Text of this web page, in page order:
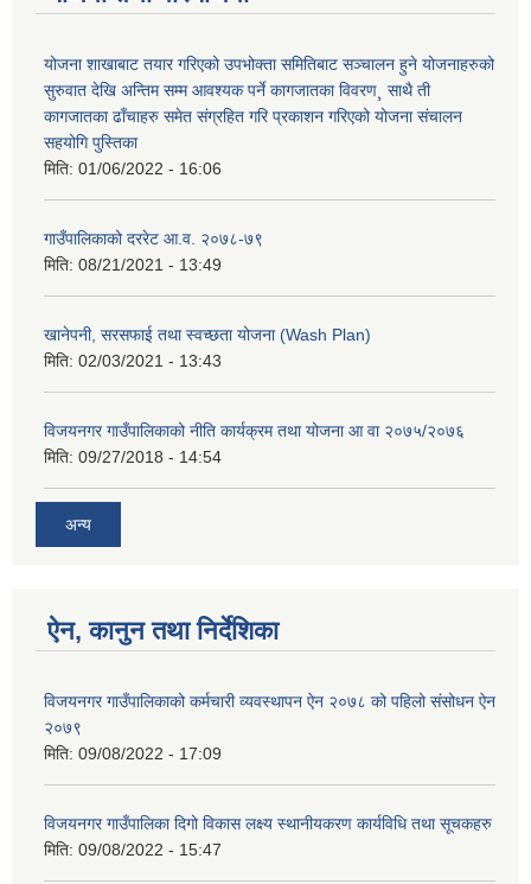
योजना शाखाबाट तयार गरिएको उपभोक्ता समितिबाट सञ्चालन हुने योजनाहरुको
सुरुवात देखि अन्तिम सम्म आवश्यक पर्ने कागजातका विवरण¸ साथै ती
कागजातका ढाँचाहरु समेत संग्रहित गरि प्रकाशन गरिएको योजना संचालन
सहयोगि पुस्तिका
मिति: 01/06/2022 - 16:06
गाउँपालिकाको दररेट आ.व. २०७८-७९
मिति: 08/21/2021 - 13:49
खानेपनी, सरसफाई तथा स्वच्छता योजना (Wash Plan)
मिति: 02/03/2021 - 13:43
विजयनगर गाउँपालिकाको नीति कार्यक्रम तथा योजना आ वा २०७५/२०७६
मिति: 09/27/2018 - 14:54
अन्य
ऐन, कानुन तथा निर्देशिका
विजयनगर गाउँपालिकाको कर्मचारी व्यवस्थापन ऐन २०७८ को पहिलो संसोधन ऐन
२०७९
मिति: 09/08/2022 - 17:09
विजयनगर गाउँपालिका दिगो विकास लक्ष्य स्थानीयकरण कार्यविधि तथा सूचकहरु
मिति: 09/08/2022 - 15:47